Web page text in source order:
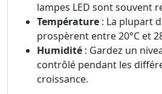
lampes LED sont souvent
Température : La plupart
prospèrent entre 20°C et
Humidité : Gardez un
contrôlé pendant les
croissance.